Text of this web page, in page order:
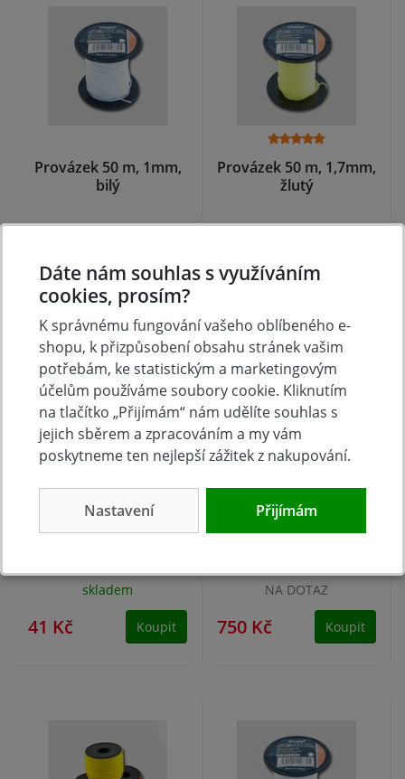
Provázek 50 m, 1mm,
bilý
37 Kč Koupit
Provázek 50 m, 1,7mm,
žlutý
41 Kč
skladem
41 Kč Koupit
SMG-1 - Stojánek
NA DOTAZ
750 Kč Koupit
Dáte nám souhlas s využíváním
cookies, prosím?
K správnému fungování vašeho oblíbeného e-
shopu, k přizpůsobení obsahu stránek vašim
potřebám, ke statistickým a marketingovým
účelům používáme soubory cookie. Kliknutím
na tlačítko „Přijímám“ nám udělíte souhlas s
jejich sběrem a zpracováním a my vám
poskytneme ten nejlepší zážitek z nakupování.
Nastavení Přijímám